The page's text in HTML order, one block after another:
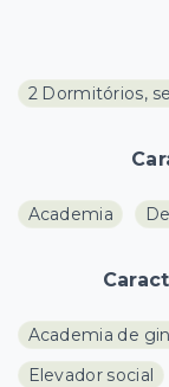
2 Dormitórios,
Academia
Academia de
Elevador social